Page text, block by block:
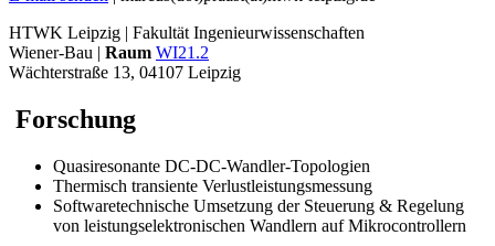
HTWK Leipzig | Fakultät Ingenieurwissenschaften
Wiener-Bau | Raum WI21.2
Wächterstraße 13, 04107 Leipzig
Forschung
Quasiresonante DC-DC-Wandler-Topologien
Thermisch transiente Verlustleistungsmessung
Softwaretechnische Umsetzung der Steuerung & Regelung
von leistungselektronischen Wandlern auf Mikrocontrollern